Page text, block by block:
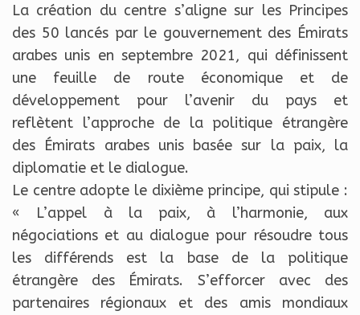
La création du centre s’aligne sur les Principes
des 50 lancés par le gouvernement des Émirats
arabes unis en septembre 2021, qui définissent
une feuille de route économique et de
développement pour l’avenir du pays et
reflètent l’approche de la politique étrangère
des Émirats arabes unis basée sur la paix, la
diplomatie et le dialogue.
Le centre adopte le dixième principe, qui stipule :
« L’appel à la paix, à l’harmonie, aux
négociations et au dialogue pour résoudre tous
les différends est la base de la politique
étrangère des Émirats. S’efforcer avec des
partenaires régionaux et des amis mondiaux